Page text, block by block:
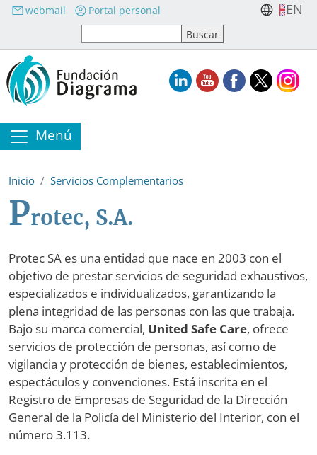
Pasar al contenido principal
webmail Portal personal EN
Menú
Inicio Servicios Complementarios
Protec, S.A.
Protec SA es una entidad que nace en 2003 con el
objetivo de prestar servicios de seguridad exhaustivos,
especializados e individualizados, garantizando la
plena integridad de las personas con las que trabaja.
Bajo su marca comercial, United Safe Care, ofrece
servicios de protección de personas, así como de
vigilancia y protección de bienes, establecimientos,
espectáculos y convenciones. Está inscrita en el
Registro de Empresas de Seguridad de la Dirección
General de la Policía del Ministerio del Interior, con el
número 3.113.